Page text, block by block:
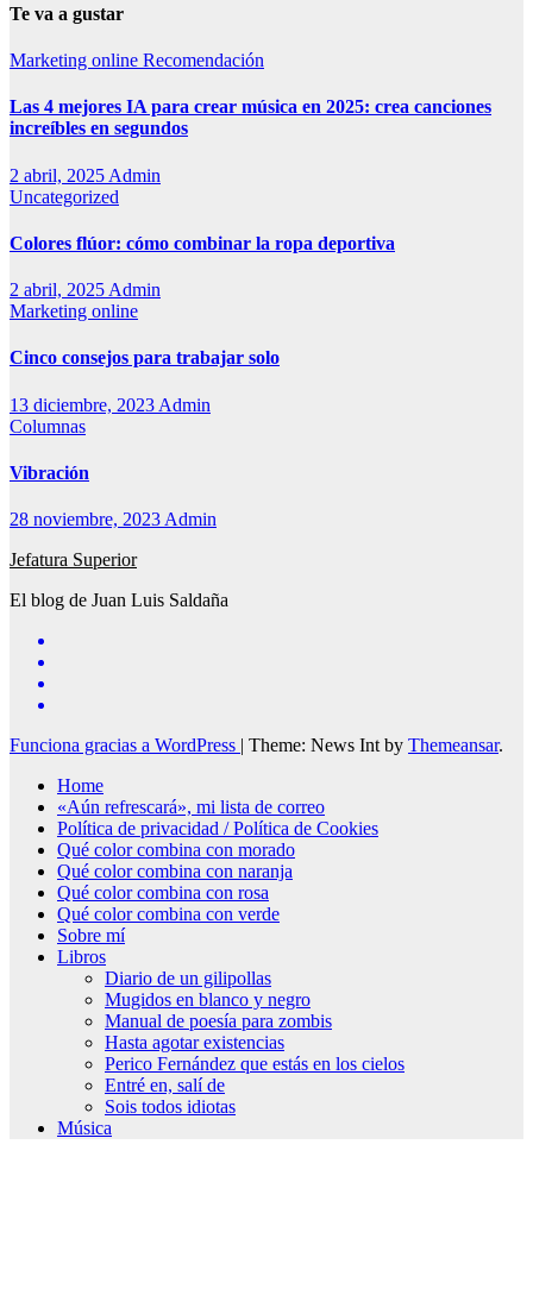
Te va a gustar
Marketing online Recomendación
Las 4 mejores IA para crear música en 2025: crea canciones
increíbles en segundos
2 abril, 2025 Admin
Uncategorized
Colores flúor: cómo combinar la ropa deportiva
2 abril, 2025 Admin
Marketing online
Cinco consejos para trabajar solo
13 diciembre, 2023 Admin
Columnas
Vibración
28 noviembre, 2023 Admin
Jefatura Superior
El blog de Juan Luis Saldaña
Funciona gracias a WordPress | Theme: News Int by Themeansar.
Home
«Aún refrescará», mi lista de correo
Política de privacidad / Política de Cookies
Qué color combina con morado
Qué color combina con naranja
Qué color combina con rosa
Qué color combina con verde
Sobre mí
Libros
Diario de un gilipollas
Mugidos en blanco y negro
Manual de poesía para zombis
Hasta agotar existencias
Perico Fernández que estás en los cielos
Entré en, salí de
Sois todos idiotas
Música